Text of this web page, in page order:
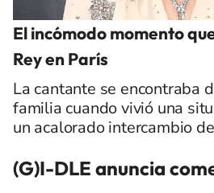
El incómodo momento
Rey en París
La cantante se encontraba
familia cuando vivió una
un acalorado intercambio
(G)I-DLE anuncia